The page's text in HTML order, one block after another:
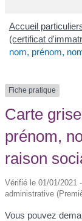
Accueil
(certificat
nom, prénom,
Fiche pratique
Carte
prénom,
raison
Vérifié le 01/01/2021
administrative
Vous pouvez